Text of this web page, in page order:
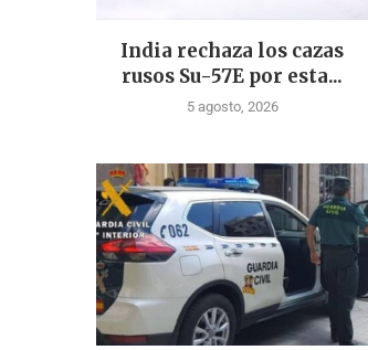
India rechaza los cazas
rusos Su-57E por esta...
5 agosto, 2026